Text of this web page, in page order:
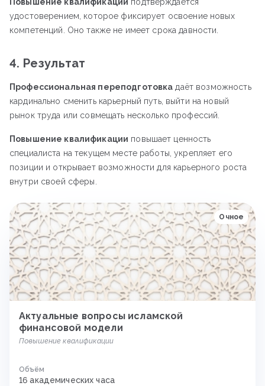
удостоверением, которое фиксирует освоение новых
компетенций. Оно также не имеет срока давности.
4. Результат
Профессиональная переподготовка даёт возможность
кардинально сменить карьерный путь, выйти на новый
рынок труда или совмещать несколько профессий.
Повышение квалификации повышает ценность
специалиста на текущем месте работы, укрепляет его
позиции и открывает возможности для карьерного роста
внутри своей сферы.
Очное
Актуальные вопросы исламской
финансовой модели
Повышение квалификации
Объём
16 академических часа